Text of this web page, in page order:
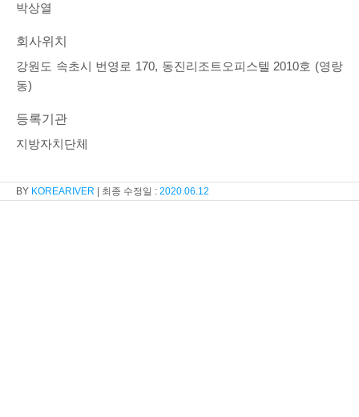
박상열
회사위치
강원도 속초시 번영로 170, 동진리조트오피스텔 2010호 (영랑
동)
등록기관
지방자치단체
KOREARIVER 2020.06.12